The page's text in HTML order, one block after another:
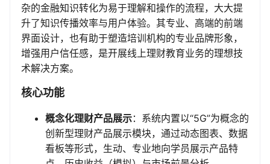
杂的金融知识转化为易于理解和操作的流程，大大提
升了知识传播效率与用户体验。其专业、高端的前端
界面设计，也有助于塑造培训机构的专业品牌形象，
增强用户信任感，是开展线上理财教育业务的理想技
术解决方案。
核心功能
概念化理财产品展示：系统内置以“5G”为概念的
创新型理财产品展示模块，通过动态图表、数据
看板等形式，生动、专业地向学员展示产品特